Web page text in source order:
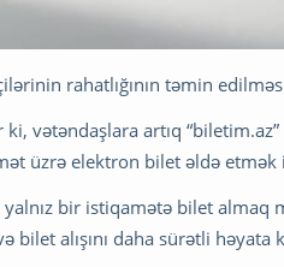
rahatlığının təmin
vətəndaşlara artıq
üzrə elektron bilet əldə etmək
bir istiqamətə bilet
bilet alışını daha sürətli həyata